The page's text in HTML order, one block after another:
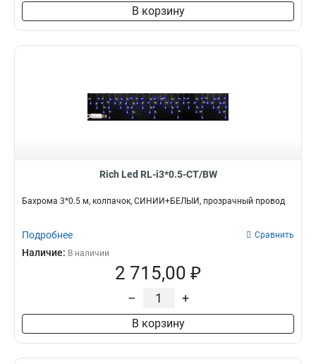
В корзину
Rich Led RL-i3*0.5-CT/BW
Бахрома 3*0.5 м, колпачок, СИНИЙ+БЕЛЫЙ, прозрачный провод
Подробнее Сравнить
Наличие: В наличии
2 715,00 ₽
– +
В корзину